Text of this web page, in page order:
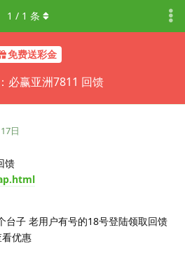
免费送彩金
必赢亚洲7811 回馈
1 / 1 条
日
馈
台子 老用户有号的18号登陆领取回馈
优惠